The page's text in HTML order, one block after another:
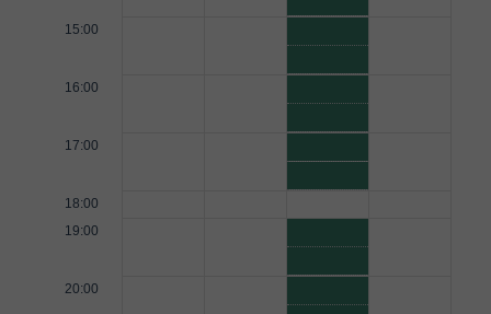
15:00
16:00
17:00
18:00
19:00
20:00